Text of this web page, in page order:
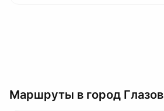
Маршруты в город Глазов